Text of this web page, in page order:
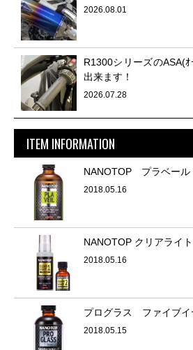
2026.08.01
R1300シリーズのASA(
出来ます！
2026.07.28
ITEM INFORMATION
NANOTOP プラベール
2018.05.16
NANOTOP クリアライト
2018.05.16
プログラス ファイブイ
2018.05.15